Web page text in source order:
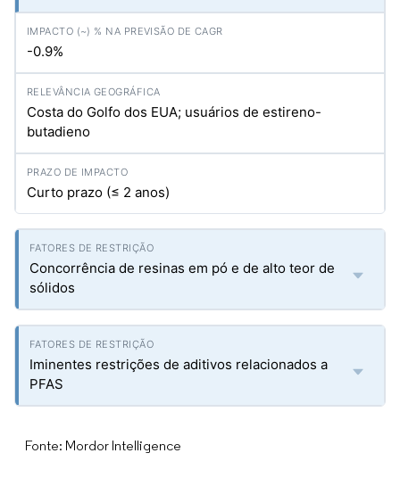
-0.9%
Costa do Golfo dos EUA; usuários de estireno-
butadieno
Curto prazo (≤ 2 anos)
Concorrência de resinas em pó e de alto teor de
sólidos
Iminentes restrições de aditivos relacionados a
PFAS
Fonte: Mordor Intelligence